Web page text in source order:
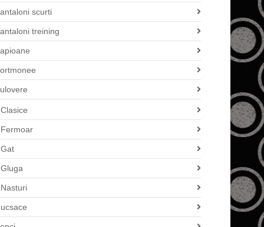
scurti
treining
Clasice
Fermoar
Gat
Gluga
Nasturi